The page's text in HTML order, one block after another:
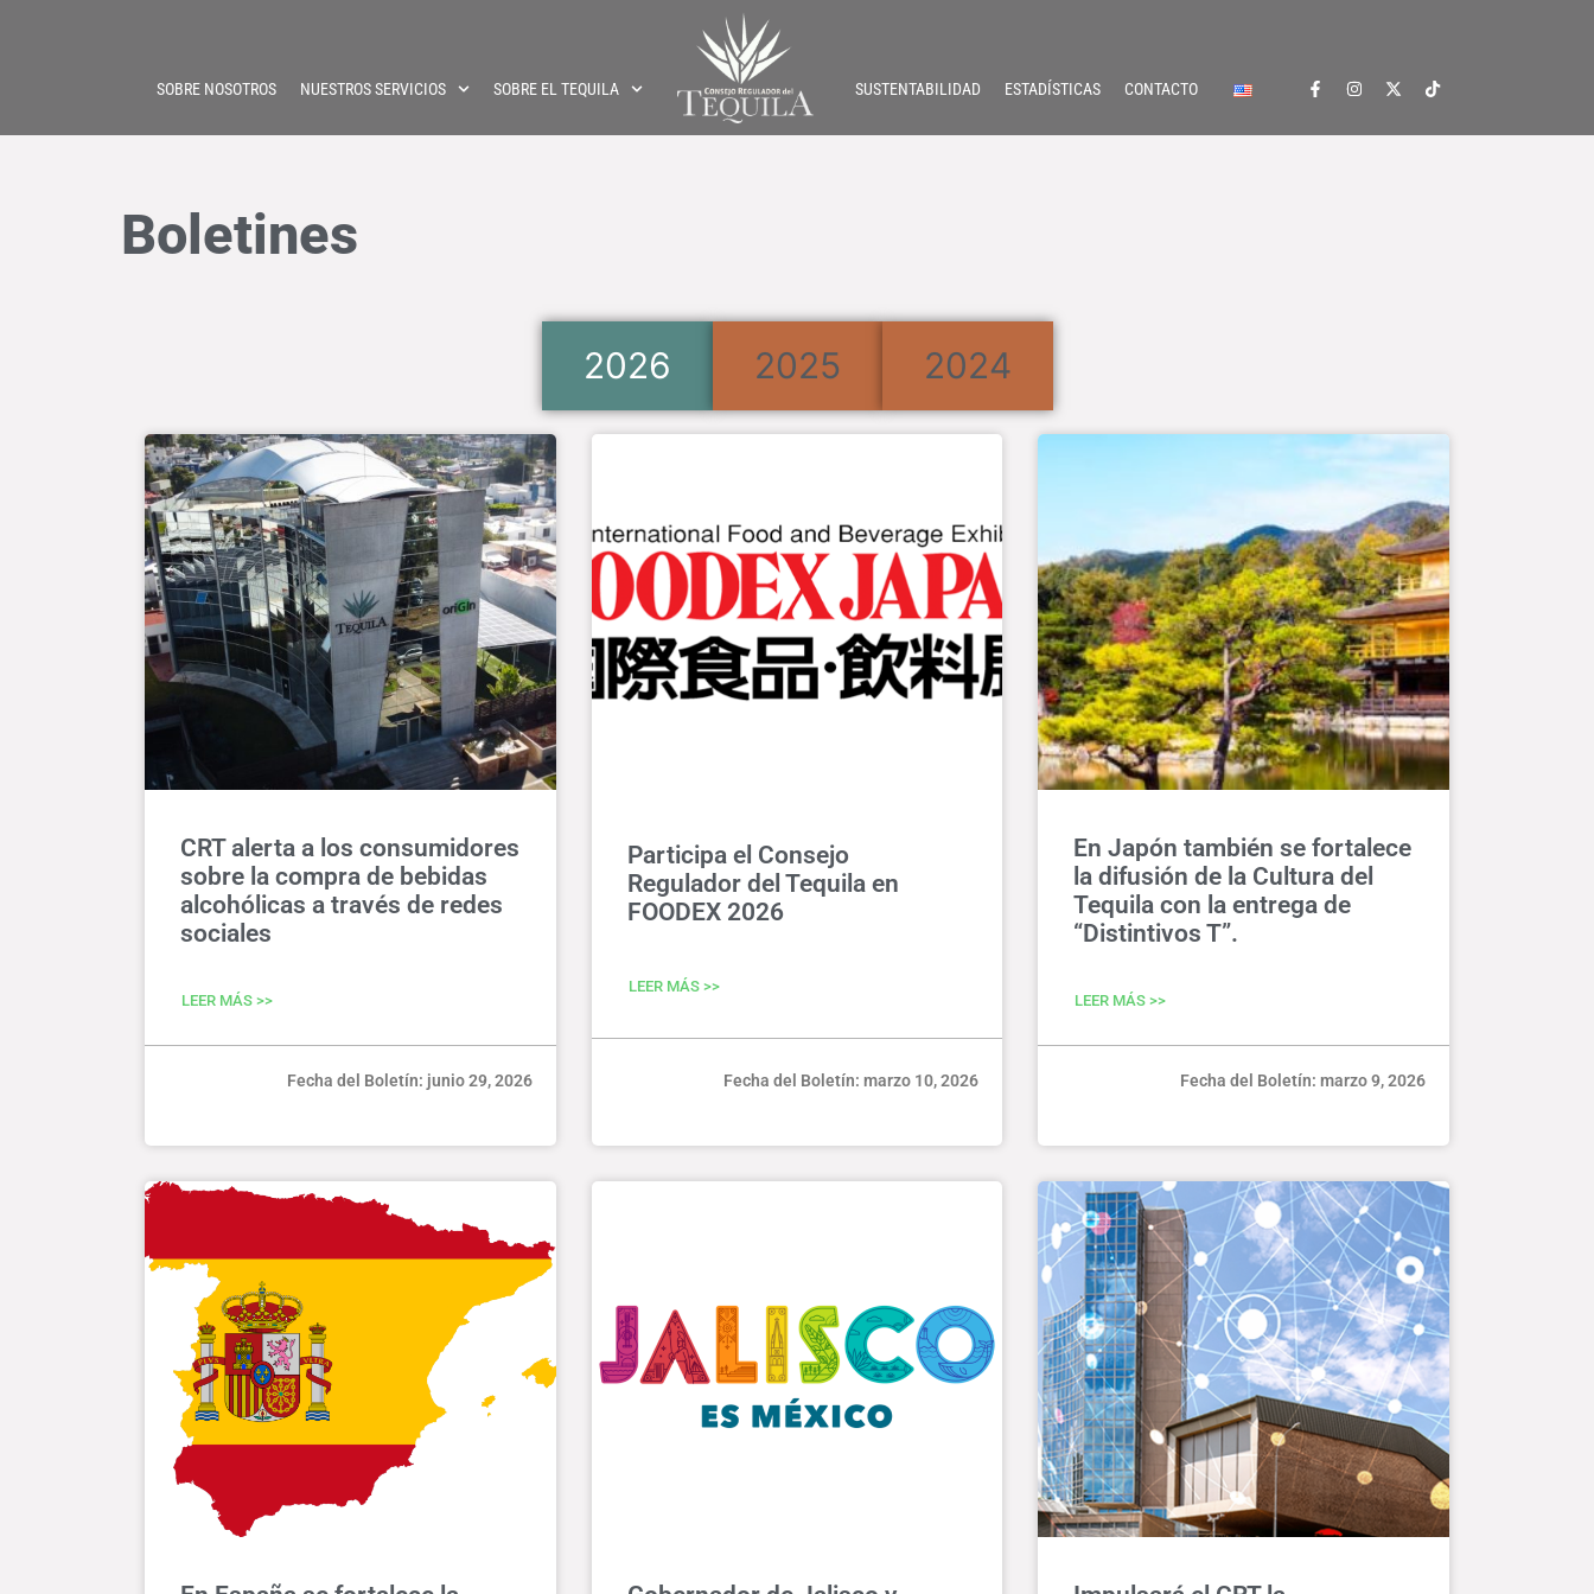
SOBRE NOSOTROS NUESTROS SERVICIOS SOBRE EL TEQUILA SUSTENTABILIDAD ESTADÍSTICAS CONTACTO
Boletines
2026 2025 2024
CRT alerta a los consumidores
sobre la compra de bebidas
alcohólicas a través de redes
sociales
LEER MÁS >>
Fecha del Boletín: junio 29, 2026
Participa el Consejo
Regulador del Tequila en
FOODEX 2026
LEER MÁS >>
Fecha del Boletín: marzo 10, 2026
En Japón también se fortalece
la difusión de la Cultura del
Tequila con la entrega de
“Distintivos T”.
LEER MÁS >>
Fecha del Boletín: marzo 9, 2026